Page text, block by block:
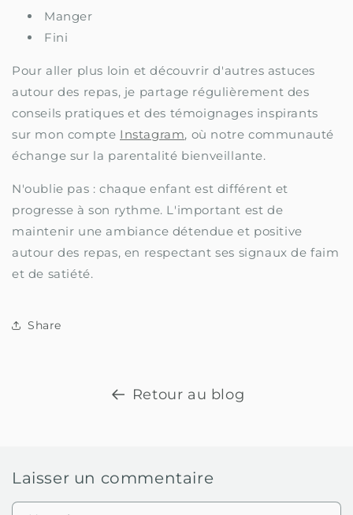
Manger
Fini
Pour aller plus loin et découvrir d'autres astuces
autour des repas, je partage régulièrement des
conseils pratiques et des témoignages inspirants
sur mon compte Instagram, où notre communauté
échange sur la parentalité bienveillante.
N'oublie pas : chaque enfant est différent et
progresse à son rythme. L'important est de
maintenir une ambiance détendue et positive
autour des repas, en respectant ses signaux de faim
et de satiété.
Share
Retour au blog
Laisser un commentaire